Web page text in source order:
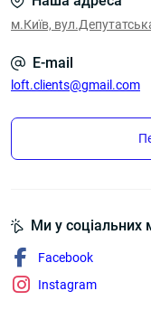
однією ознакою,
кількості
реального
посадкова під
м.Київ,
E-mail
loft.clients@gmail.com
Ми у соціальних
Facebook
Instagram